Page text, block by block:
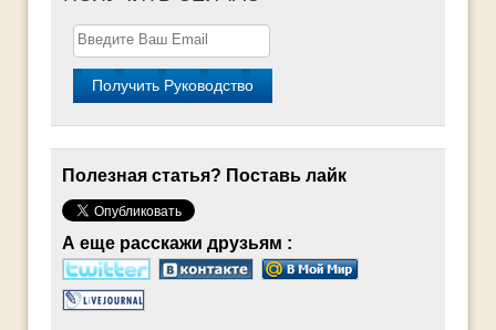
Полезная статья? Поставь лайк
А еще расскажи друзьям :